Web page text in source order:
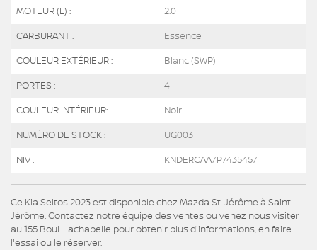
MOTEUR (L) : 2.0
CARBURANT : Essence
COULEUR EXTÉRIEUR : Blanc (SWP)
PORTES : 4
COULEUR INTÉRIEUR: Noir
NUMÉRO DE STOCK : UG003
NIV : KNDERCAA7P7435457
Ce Kia Seltos 2023 est disponible chez Mazda St-Jérôme à Saint-
Jérôme. Contactez notre équipe des ventes ou venez nous visiter
au 155 Boul. Lachapelle pour obtenir plus d'informations, en faire
l'essai ou le réserver.